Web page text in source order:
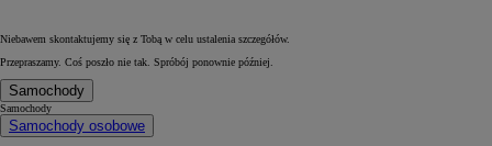
Niebawem skontaktujemy się z Tobą w celu ustalenia szczegółów.
Przepraszamy. Coś poszło nie tak. Spróbój ponownie później.
Samochody
Samochody
Samochody osobowe